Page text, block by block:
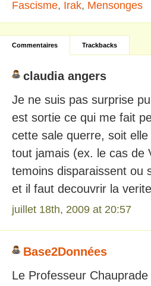
Fascisme, Irak, Mensonges
Commentaires Trackbacks
claudia angers
Je ne suis pas surprise
est sortie ce qui me fait
cette sale querre, soit
tout jamais (ex. le cas de
temoins disparaissent ou
et il faut decouvrir la
juillet 18th, 2009 at 20:57
Base2Données
Le Professeur